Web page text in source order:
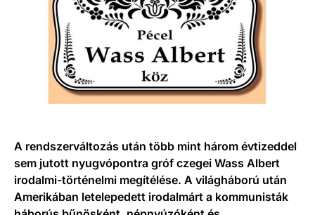
A rendszerváltozás után több mint három évtizeddel
sem jutott nyugvópontra gróf czegei Wass Albert
irodalmi-történelmi megítélése. A világháború után
Amerikában letelepedett irodalmárt a kommunisták